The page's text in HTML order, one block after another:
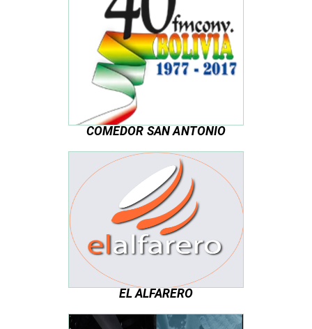
COMEDOR SAN ANTONIO
EL ALFARERO